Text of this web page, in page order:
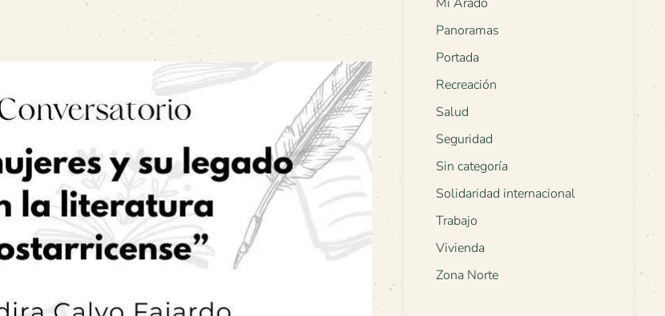
Panoramas
Portada
Recreación
Salud
Seguridad
Sin categoría
Solidaridad internacional
Trabajo
Vivienda
Zona Norte